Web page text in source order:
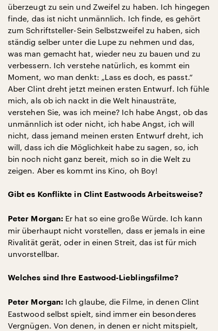
überzeugt zu sein und Zweifel zu haben. Ich hingegen
finde, das ist nicht unmännlich. Ich finde, es gehört
zum Schriftsteller-Sein Selbstzweifel zu haben, sich
ständig selber unter die Lupe zu nehmen und das,
was man gemacht hat, wieder neu zu bauen und zu
verbessern. Ich verstehe natürlich, es kommt ein
Moment, wo man denkt: „Lass es doch, es passt.“
Aber Clint dreht jetzt meinen ersten Entwurf. Ich fühle
mich, als ob ich nackt in die Welt hinausträte,
verstehen Sie, was ich meine? Ich habe Angst, ob das
unmännlich ist oder nicht, ich habe Angst, ich will
nicht, dass jemand meinen ersten Entwurf dreht, ich
will, dass ich die Möglichkeit habe zu sagen, so, ich
bin noch nicht ganz bereit, mich so in die Welt zu
zeigen. Aber es kommt ins Kino, oh Boy!
Gibt es Konflikte in Clint Eastwoods Arbeitsweise?
Peter Morgan: Er hat so eine große Würde. Ich kann
mir überhaupt nicht vorstellen, dass er jemals in eine
Rivalität gerät, oder in einen Streit, das ist für mich
unvorstellbar.
Welches sind Ihre Eastwood-Lieblingsfilme?
Peter Morgan: Ich glaube, die Filme, in denen Clint
Eastwood selbst spielt, sind immer ein besonderes
Vergnügen. Von denen, in denen er nicht mitspielt,